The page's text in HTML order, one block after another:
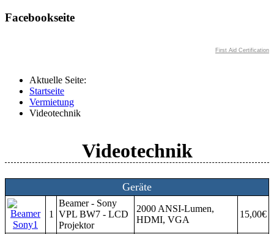
Facebookseite
First Aid Certification
Aktuelle Seite:
Startseite
Vermietung
Videotechnik
Videotechnik
Geräte
1
Beamer - Sony
VPL BW7 - LCD
Projektor
2000 ANSI-Lumen,
HDMI, VGA
15,00€